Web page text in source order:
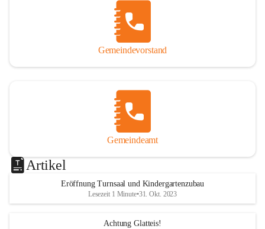
Gemeindevorstand
Gemeindeamt
Artikel
Eröffnung Turnsaal und Kindergartenzubau
Lesezeit 1 Minute•31. Okt. 2023
Achtung Glatteis!